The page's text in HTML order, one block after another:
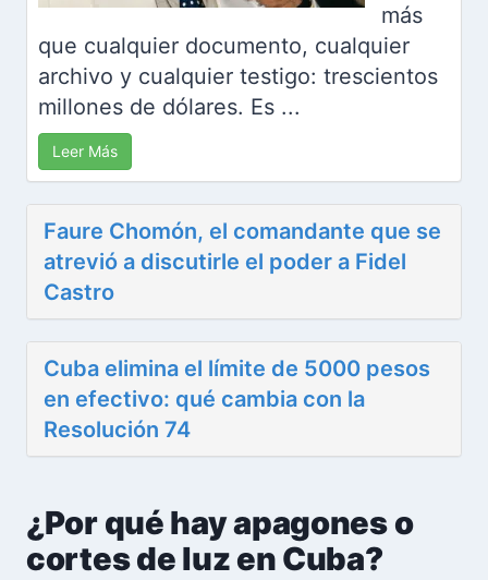
más
que cualquier documento, cualquier
archivo y cualquier testigo: trescientos
millones de dólares. Es ...
Leer Más
Faure Chomón, el comandante que se
atrevió a discutirle el poder a Fidel
Castro
Cuba elimina el límite de 5000 pesos
en efectivo: qué cambia con la
Resolución 74
¿Por qué hay apagones o
cortes de luz en Cuba?